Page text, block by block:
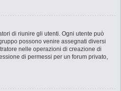
di riunire gli utenti. Ogni utente può
possono venire assegnati diversi
nelle operazioni di creazione di
di permessi per un forum privato,